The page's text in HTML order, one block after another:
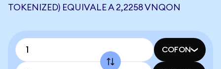
TOKENIZED) EQUIVALE A 2,2258 VNQON
COFON